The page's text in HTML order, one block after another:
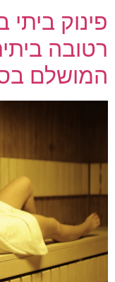
פינוק
רטובה
המושלם